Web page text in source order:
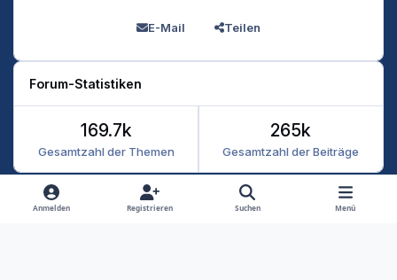
E-Mail Teilen
Forum-Statistiken
Gesamtzahl der Themen
169.7k
Gesamtzahl der Beiträge
265k
Heller Modus
Dunkler Modus
Systemeinstellung
Anmelden Registrieren Suchen Menü